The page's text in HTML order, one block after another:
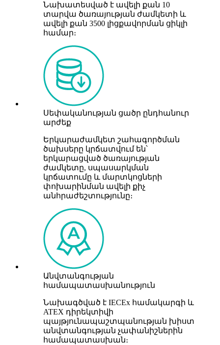
Նախատեսված է ավելի քան 10
տարվա ծառայության ժամկետի և
ավելի քան 3500 լիցքավորման ցիկլի
համար։
Սեփականության ցածր ընդհանուր
արժեք
Երկարաժամկետ շահագործման
ծախսերը կրճատվում են՝
երկարացված ծառայության
ժամկետը, սպասարկման
կրճատումը և մարտկոցների
փոխարինման ավելի քիչ
անհրաժեշտությունը։
Անվտանգության
համապատասխանություն
Նախագծված է IECEx համակարգի և
ATEX դիրեկտիվի
պայթյունապաշտպանության խիստ
անվտանգության չափանիշներին
համապատասխան։